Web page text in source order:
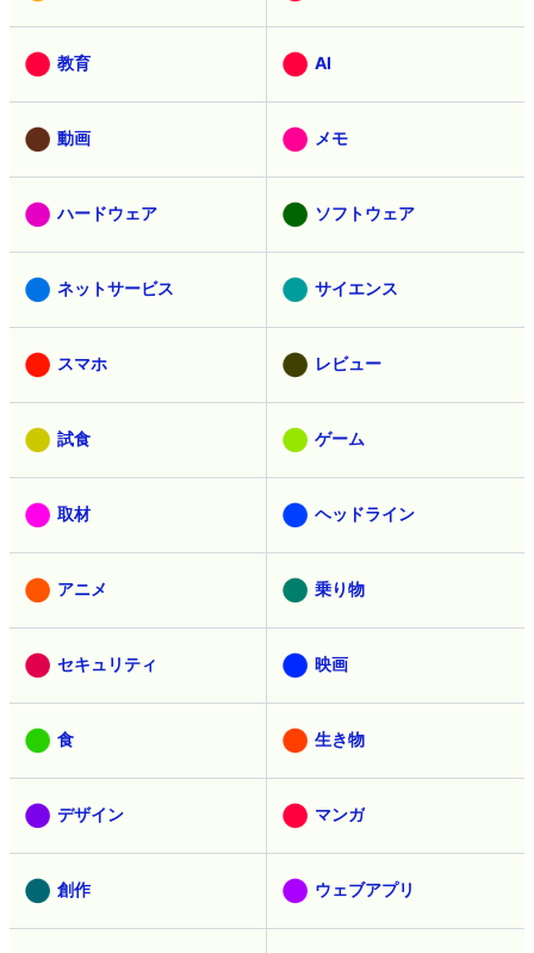
教育 AI
動画 メモ
ハードウェア ソフトウェア
ネットサービス サイエンス
スマホ レビュー
試食 ゲーム
取材 ヘッドライン
アニメ 乗り物
セキュリティ 映画
食 生き物
デザイン マンガ
創作 ウェブアプリ